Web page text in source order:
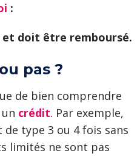
:
et doit être remboursé.
pas ?
de bien comprendre
crédit. Par exemple,
type 3 ou 4 fois sans
limités ne sont pas